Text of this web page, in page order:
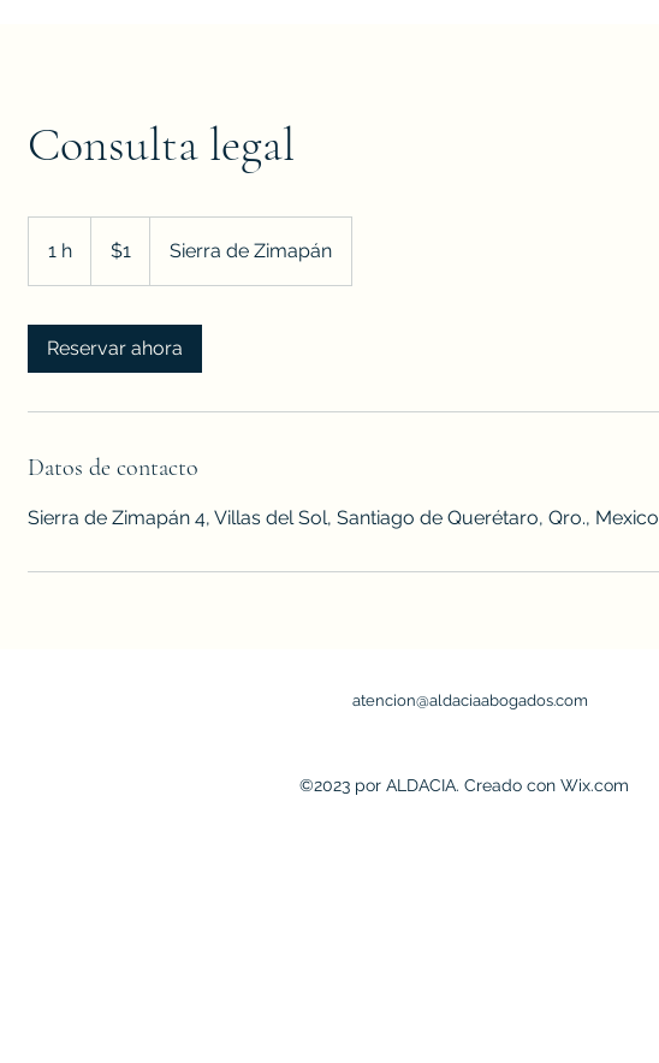
Consulta legal
1 h
mexicano
$1 Sierra de Zimapán
Reservar ahora
Datos de contacto
Sierra de Zimapán 4, Villas del Sol, Santiago de Querétaro, Qro., Mexico
atencion@aldaciaabogados.com
©2023 por ALDACIA. Creado con Wix.com